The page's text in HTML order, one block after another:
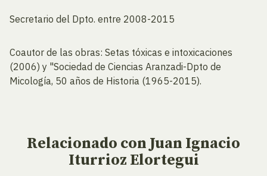
Secretario del Dpto. entre 2008-2015
Coautor de las obras: Setas tóxicas e intoxicaciones
(2006) y "Sociedad de Ciencias Aranzadi-Dpto de
Micología, 50 años de Historia (1965-2015).
Relacionado con Juan Ignacio
Iturrioz Elortegui